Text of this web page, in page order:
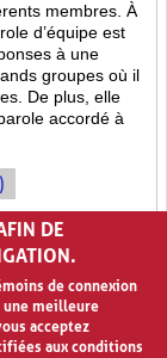
membres. À
d’équipe est
à une
groupes où il
De plus, elle
accordé à
DE
de connexion
meilleure
acceptez
aux conditions